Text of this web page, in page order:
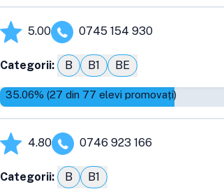
5.00 0745 154 930
Categorii: B B1 BE
35.06% (27 din 77 elevi promovați)
4.80 0746 923 166
Categorii: B B1